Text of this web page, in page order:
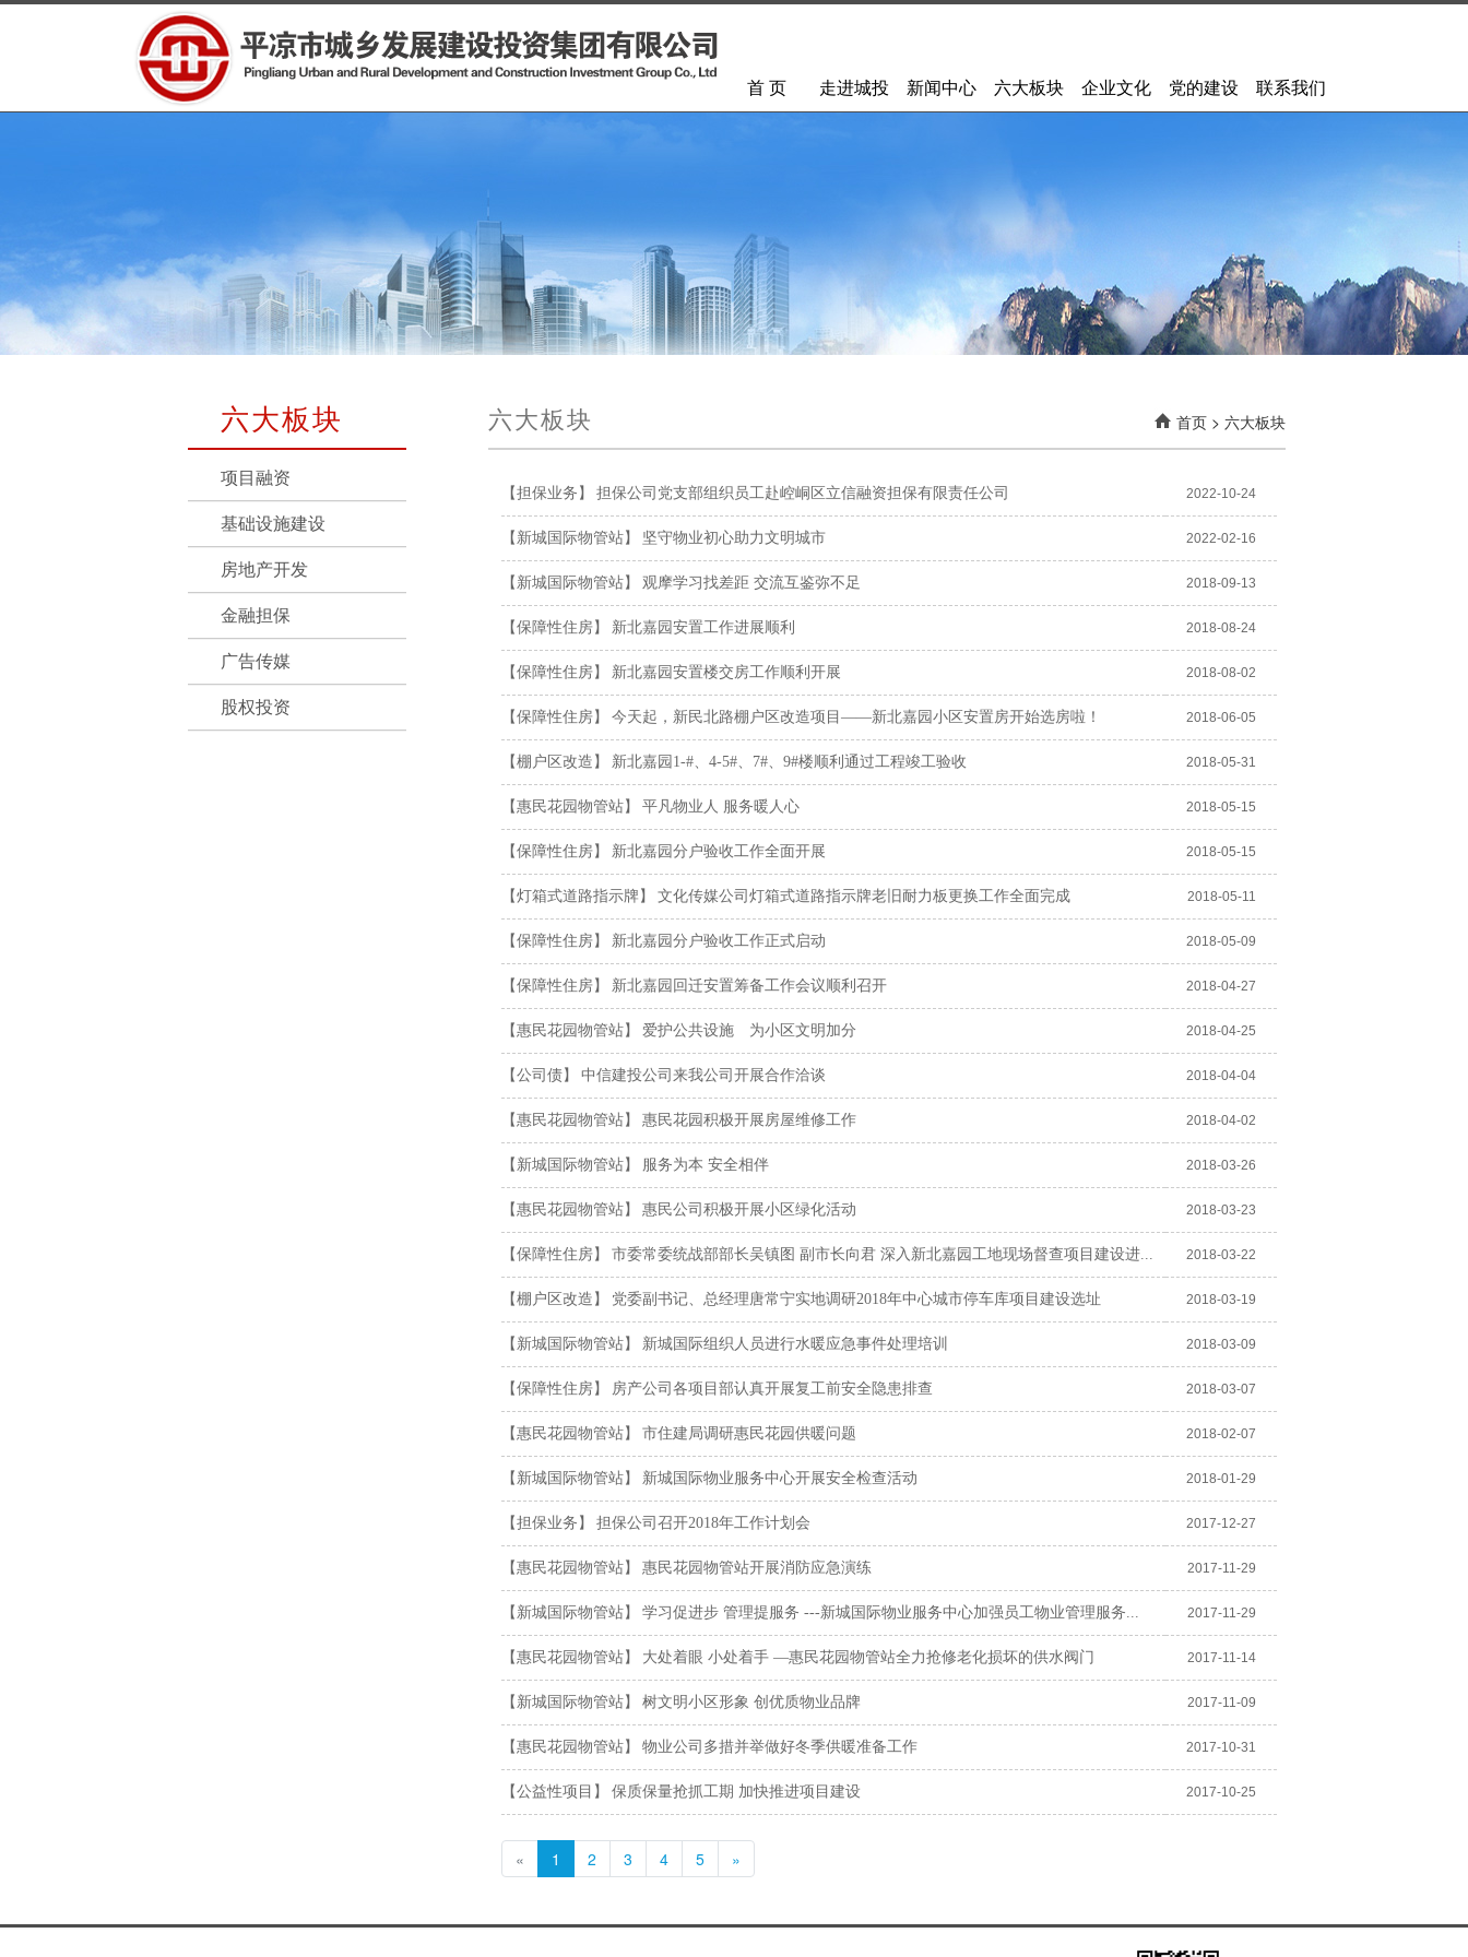
首 页 走进城投 新闻中心 六大板块 企业文化 党的建设 联系我们
六大板块
项目融资
基础设施建设
房地产开发
金融担保
广告传媒
股权投资
六大板块 首页 > 六大板块
【担保业务】 担保公司党支部组织员工赴崆峒区立信融资担保有限责任公司 2022-10-24
【新城国际物管站】 坚守物业初心助力文明城市 2022-02-16
【新城国际物管站】 观摩学习找差距 交流互鉴弥不足 2018-09-13
【保障性住房】 新北嘉园安置工作进展顺利 2018-08-24
【保障性住房】 新北嘉园安置楼交房工作顺利开展 2018-08-02
【保障性住房】 今天起，新民北路棚户区改造项目——新北嘉园小区安置房开始选房啦！ 2018-06-05
【棚户区改造】 新北嘉园1-#、4-5#、7#、9#楼顺利通过工程竣工验收 2018-05-31
【惠民花园物管站】 平凡物业人 服务暖人心 2018-05-15
【保障性住房】 新北嘉园分户验收工作全面开展 2018-05-15
【灯箱式道路指示牌】 文化传媒公司灯箱式道路指示牌老旧耐力板更换工作全面完成 2018-05-11
【保障性住房】 新北嘉园分户验收工作正式启动 2018-05-09
【保障性住房】 新北嘉园回迁安置筹备工作会议顺利召开 2018-04-27
【惠民花园物管站】 爱护公共设施 为小区文明加分 2018-04-25
【公司债】 中信建投公司来我公司开展合作洽谈 2018-04-04
【惠民花园物管站】 惠民花园积极开展房屋维修工作 2018-04-02
【新城国际物管站】 服务为本 安全相伴 2018-03-26
【惠民花园物管站】 惠民公司积极开展小区绿化活动 2018-03-23
【保障性住房】 市委常委统战部部长吴镇图 副市长向君 深入新北嘉园工地现场督查项目建设进... 2018-03-22
【棚户区改造】 党委副书记、总经理唐常宁实地调研2018年中心城市停车库项目建设选址 2018-03-19
【新城国际物管站】 新城国际组织人员进行水暖应急事件处理培训 2018-03-09
【保障性住房】 房产公司各项目部认真开展复工前安全隐患排查 2018-03-07
【惠民花园物管站】 市住建局调研惠民花园供暖问题 2018-02-07
【新城国际物管站】 新城国际物业服务中心开展安全检查活动 2018-01-29
【担保业务】 担保公司召开2018年工作计划会 2017-12-27
【惠民花园物管站】 惠民花园物管站开展消防应急演练 2017-11-29
【新城国际物管站】 学习促进步 管理提服务 ---新城国际物业服务中心加强员工物业管理服务... 2017-11-29
【惠民花园物管站】 大处着眼 小处着手 —惠民花园物管站全力抢修老化损坏的供水阀门 2017-11-14
【新城国际物管站】 树文明小区形象 创优质物业品牌 2017-11-09
【惠民花园物管站】 物业公司多措并举做好冬季供暖准备工作 2017-10-31
【公益性项目】 保质保量抢抓工期 加快推进项目建设 2017-10-25
« 1 2 3 4 5 »